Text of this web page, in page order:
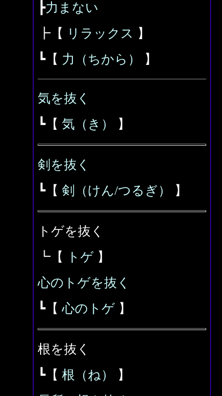
┣力まない
┣【
リラックス 】
┗【 力（ちから） 】
気を抜く
┗【 気（き） 】
剣を抜く
┗【 剣（けん/つるぎ） 】
トゲを抜く
┗【
トゲ 】
心のトゲを抜く
┗【心のトゲ 】
根を抜く
┗【 根（ね）
】